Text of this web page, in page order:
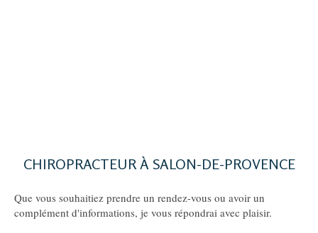
CHIROPRACTEUR À SALON-DE-PROVENCE
Que vous souhaitiez prendre un rendez-vous ou avoir un
complément d'informations, je vous répondrai avec plaisir.